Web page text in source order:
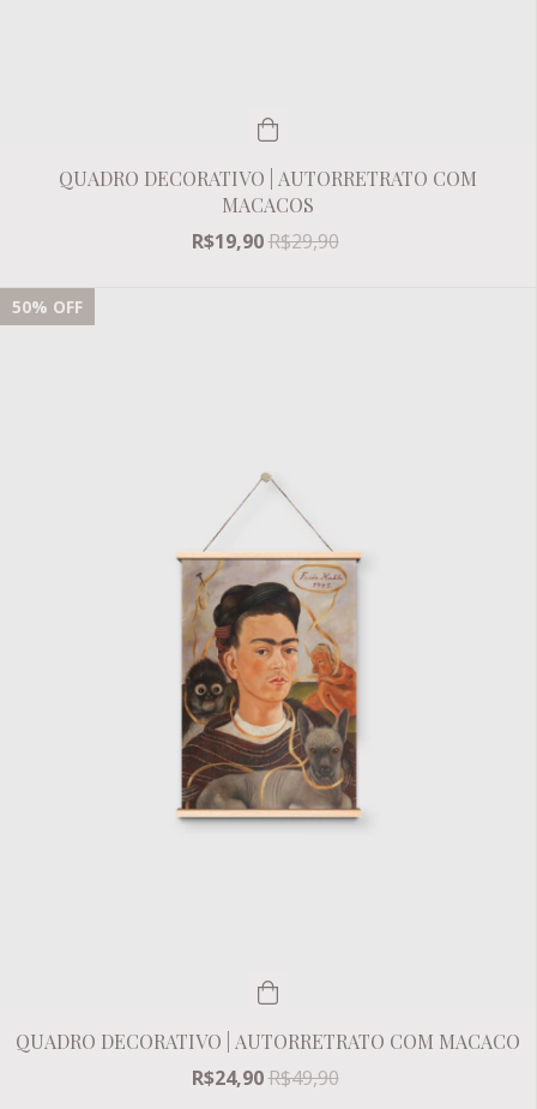
QUADRO DECORATIVO | AUTORRETRATO COM
MACACOS
R$19,90R$29,90
50% OFF
QUADRO DECORATIVO | AUTORRETRATO COM MACACO
R$24,90R$49,90